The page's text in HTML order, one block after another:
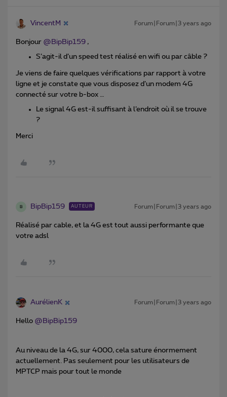
VincentM Forum|Forum|3 years ago
Bonjour @BipBip159 ,
S’agit-il d’un speed test réalisé en wifi ou par câble ?
Je viens de faire quelques vérifications par rapport à votre
ligne et je constate que vous disposez d’un modem 4G
connecté sur votre b-box …
Le signal 4G est-il suffisant à l’endroit où il se trouve
?
Merci
B BipBip159 AUTEUR Forum|Forum|3 years ago
Réalisé par cable, et la 4G est tout aussi performante que
votre adsl
AurélienK Forum|Forum|3 years ago
Hello @BipBip159
Au niveau de la 4G, sur 4000, cela sature énormement
actuellement. Pas seulement pour les utilisateurs de
MPTCP mais pour tout le monde